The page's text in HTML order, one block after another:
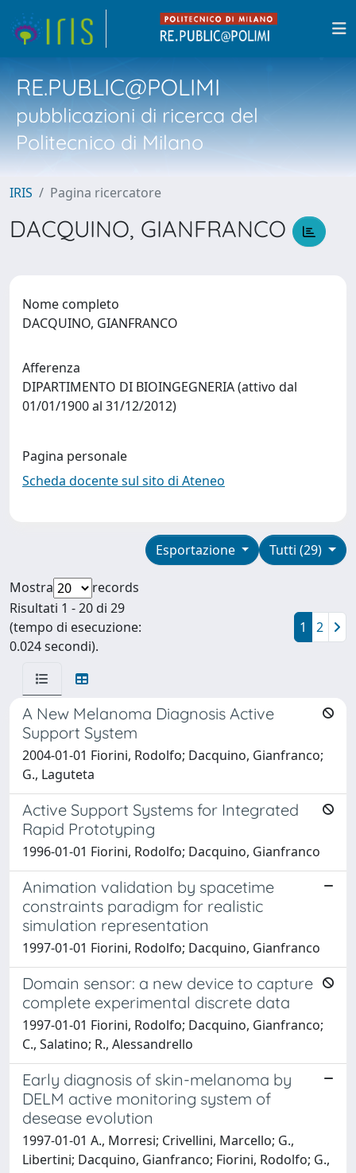
RE.PUBLIC@POLIMI
pubblicazioni di ricerca del
Politecnico di Milano
IRIS Pagina ricercatore
DACQUINO, GIANFRANCO
Nome completo
DACQUINO, GIANFRANCO
Afferenza
DIPARTIMENTO DI BIOINGEGNERIA (attivo dal
01/01/1900 al 31/12/2012)
Pagina personale
Scheda docente sul sito di Ateneo
Tutti (29)
Esportazione
Mostra
records
Risultati 1 - 20 di 29
(tempo di esecuzione:
0.024 secondi).
1 2
A New Melanoma Diagnosis Active
Support System
2004-01-01 Fiorini, Rodolfo; Dacquino, Gianfranco;
G., Laguteta
Active Support Systems for Integrated
Rapid Prototyping
1996-01-01 Fiorini, Rodolfo; Dacquino, Gianfranco
Animation validation by spacetime
constraints paradigm for realistic
simulation representation
1997-01-01 Fiorini, Rodolfo; Dacquino, Gianfranco
Domain sensor: a new device to capture
complete experimental discrete data
1997-01-01 Fiorini, Rodolfo; Dacquino, Gianfranco;
C., Salatino; R., Alessandrello
Early diagnosis of skin-melanoma by
DELM active monitoring system of
desease evolution
1997-01-01 A., Morresi; Crivellini, Marcello; G.,
Libertini; Dacquino, Gianfranco; Fiorini, Rodolfo; G.,